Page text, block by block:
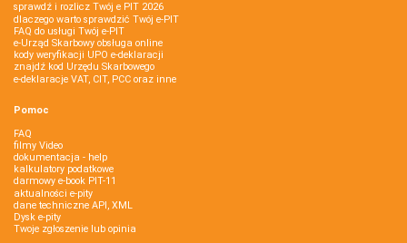
sprawdź i rozlicz Twój e PIT 2026
dlaczego warto sprawdzić Twój e-PIT
FAQ do usługi Twój e-PIT
e-Urząd Skarbowy obsługa online
kody weryfikacji UPO e-deklaracji
znajdź kod Urzędu Skarbowego
e-deklaracje VAT, CIT, PCC oraz inne
Pomoc
FAQ
filmy Video
dokumentacja - help
kalkulatory podatkowe
darmowy e-book PIT-11
aktualności e-pity
dane techniczne API, XML
Dysk e-pity
Twoje zgłoszenie lub opinia